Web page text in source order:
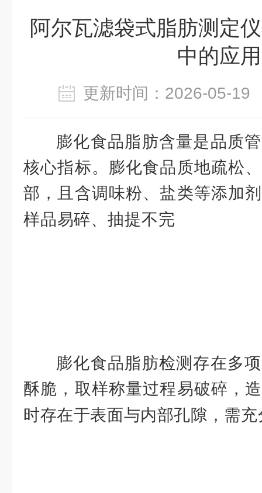
阿尔瓦滤袋式脂肪测定
中的应用
更新时间：2026-05-
膨化食品脂肪含量是品质
核心指标。膨化食品质地疏松
部，且含调味粉、盐类等添加
样品易碎、抽提不完
膨化食品脂肪检测存在多
酥脆，取样称量过程易破碎，
时存在于表面与内部孔隙，需